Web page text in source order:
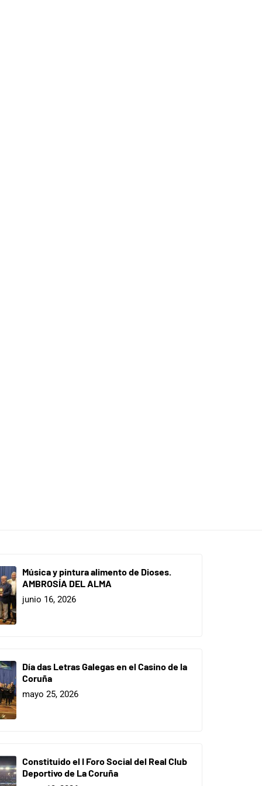
Música y pintura alimento de Dioses.
AMBROSÍA DEL ALMA
junio 16, 2026
Día das Letras Galegas en el Casino de la
Coruña
mayo 25, 2026
Constituido el I Foro Social del Real Club
Deportivo de La Coruña